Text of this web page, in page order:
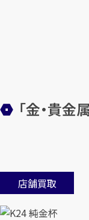
「金・貴
店舗買取